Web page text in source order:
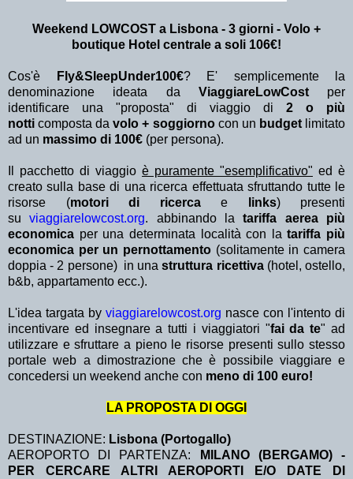
Weekend LOWCOST a Lisbona - 3 giorni - Volo +
boutique Hotel centrale a soli 106€!
Cos'è Fly&SleepUnder100€? E' semplicemente la
denominazione ideata da ViaggiareLowCost per
identificare una "proposta" di viaggio di 2 o più
notti composta davolo + soggiornocon un budget limitato
ad un massimo di 100€ (per persona).
Il pacchetto di viaggio è puramente "esemplificativo" ed è
creato sulla base di una ricerca effettuata sfruttando tutte le
risorse (motori di ricerca e links) presenti
suviaggiarelowcost.org. abbinando la tariffa aerea più
economica per una determinata località con latariffa più
economica per un pernottamento (solitamente in camera
doppia - 2 persone) in unastruttura ricettiva(hotel, ostello,
b&b, appartamento ecc.).
L'idea targata by viaggiarelowcost.org nasce con l'intento di
incentivare ed insegnare a tutti i viaggiatori "fai da te" ad
utilizzare e sfruttare a pieno le risorse presenti sullo stesso
portale web a dimostrazione che è possibile viaggiare e
concedersi un weekend anche con meno di 100 euro!
LA PROPOSTA DI OGGI
DESTINAZIONE: Lisbona (Portogallo)
AEROPORTO DI PARTENZA:
MILANO (BERGAMO) -
PER CERCARE ALTRI AEROPORTI E/O DATE DI